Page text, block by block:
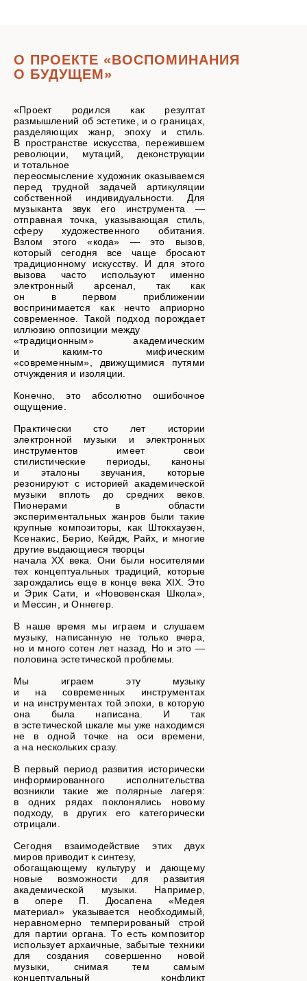
О ПРОЕКТЕ «ВОСПОМИНАНИЯ
О БУДУЩЕМ»
«Проект родился как резултат
размышлений об эстетике, и о границах,
разделяющих жанр, эпоху и стиль.
В пространстве искусства, пережившем
революции, мутаций, деконструкции
и тотальное
переосмысление художник оказываемся
перед трудной задачей артикуляции
собственной индивидуальности. Для
музыканта звук его инструмента —
отправная точка, указывающая стиль,
сферу художественного обитания.
Взлом этого «кода» — это вызов,
который сегодня все чаще бросают
традиционному искусству. И для этого
вызова часто используют именно
электронный арсенал, так как
он в первом приближении
воспринимается как нечто априорно
современное. Такой подход порождает
иллюзию оппозиции между
«традиционным» академическим
и каким-то мифическим
«современным», движущимися путями
отчуждения и изоляции.
Конечно, это абсолютно ошибочное
ощущение.
Практически сто лет истории
электронной музыки и электронных
инструментов имеет свои
стилистические периоды, каноны
и эталоны звучания, которые
резонируют с историей академической
музыки вплоть до средних веков.
Пионерами в области
экспериментальных жанров были такие
крупные композиторы, как Штокхаузен,
Ксенакис, Берио, Кейдж, Райх, и многие
другие выдающиеся творцы
начала XX века. Они были носителями
тех концептуальных традиций, которые
зарождались еще в конце века XIX. Это
и Эрик Сати, и «Нововенская Школа»,
и Мессин, и Оннегер.
В наше время мы играем и слушаем
музыку, написанную не только вчера,
но и много сотен лет назад. Но и это —
половина эстетической проблемы.
Мы играем эту музыку
и на современных инструментах
и на инструментах той эпохи, в которую
она была написана. И так
в эстетической шкале мы уже находимся
не в одной точке на оси времени,
а на нескольких сразу.
В первый период развития исторически
информированного исполнительства
возникли такие же полярные лагеря:
в одних рядах поклонялись новому
подходу, в других его категорически
отрицали.
Сегодня взаимодействие этих двух
миров приводит к синтезу,
обогащающему культуру и дающему
новые возможности для развития
академической музыки. Например,
в опере П. Дюсапена «Медея
материал» указывается необходимый,
неравномерно темперированый строй
для партии органа. То есть композитор
использует архаичные, забытые техники
для создания совершенно новой
музыки, снимая тем самым
концептуальный конфликт